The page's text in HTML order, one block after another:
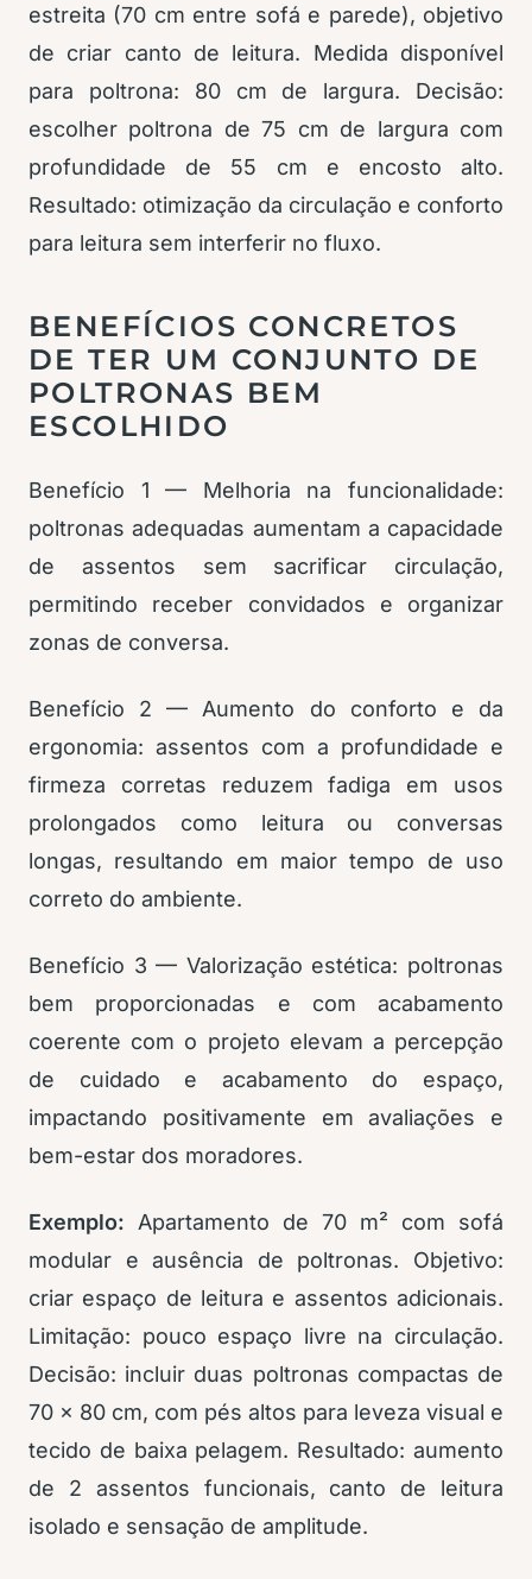
estreita (70 cm entre sofá e parede), objetivo
de criar canto de leitura. Medida disponível
para poltrona: 80 cm de largura. Decisão:
escolher poltrona de 75 cm de largura com
profundidade de 55 cm e encosto alto.
Resultado: otimização da circulação e conforto
para leitura sem interferir no fluxo.
BENEFÍCIOS CONCRETOS
DE TER UM CONJUNTO DE
POLTRONAS BEM
ESCOLHIDO
Benefício 1 — Melhoria na funcionalidade:
poltronas adequadas aumentam a capacidade
de assentos sem sacrificar circulação,
permitindo receber convidados e organizar
zonas de conversa.
Benefício 2 — Aumento do conforto e da
ergonomia: assentos com a profundidade e
firmeza corretas reduzem fadiga em usos
prolongados como leitura ou conversas
longas, resultando em maior tempo de uso
correto do ambiente.
Benefício 3 — Valorização estética: poltronas
bem proporcionadas e com acabamento
coerente com o projeto elevam a percepção
de cuidado e acabamento do espaço,
impactando positivamente em avaliações e
bem-estar dos moradores.
Exemplo: Apartamento de 70 m² com sofá
modular e ausência de poltronas. Objetivo:
criar espaço de leitura e assentos adicionais.
Limitação: pouco espaço livre na circulação.
Decisão: incluir duas poltronas compactas de
70 x 80 cm, com pés altos para leveza visual e
tecido de baixa pelagem. Resultado: aumento
de 2 assentos funcionais, canto de leitura
isolado e sensação de amplitude.